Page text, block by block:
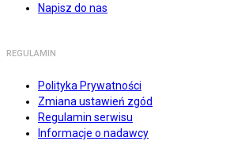
Napisz do nas
REGULAMIN
Polityka Prywatności
Zmiana ustawień zgód
Regulamin serwisu
Informacje o nadawcy